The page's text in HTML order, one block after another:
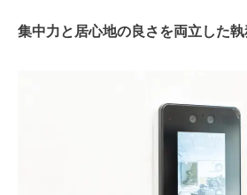
集中力と居心地の良さを両立した